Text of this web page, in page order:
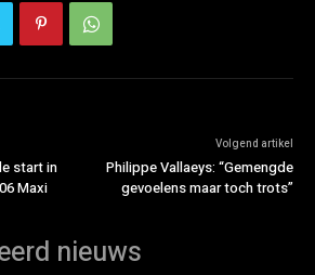
start in
Maxi
Volgend artikel
Philippe Vallaeys: “Gemengde
gevoelens maar toch trots”
nieuws